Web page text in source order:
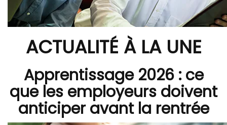
ACTUALITÉ À LA UNE
Apprentissage 2026 : ce
que les employeurs doivent
anticiper avant la rentrée